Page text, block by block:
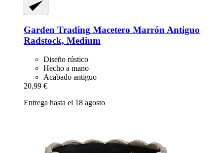
Garden Trading Macetero Marrón Antiguo
Radstock, Medium
Diseño rústico
Hecho a mano
Acabado antiguo
20,99 €
Entrega hasta el 18 agosto